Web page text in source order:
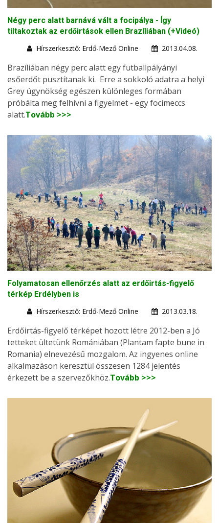
Négy perc alatt barnává vált a focipálya - Így
tiltakoztak az erdőirtások ellen Brazíliában (+Videó)
Hírszerkesztő: Erdő-Mező Online
2013.04.08.
Brazíliában négy perc alatt egy futballpályányi
esőerdőt pusztítanak ki. Erre a sokkoló adatra a helyi
Grey ügynökség egészen különleges formában
próbálta meg felhívni a figyelmet - egy focimeccs
alatt.Tovább >>>
Folyamatosan ellenőrzés alatt az erdőirtás-figyelő
térkép Erdélyben is
Hírszerkesztő: Erdő-Mező Online
2013.03.18.
Erdőirtás-figyelő térképet hozott létre 2012-ben a Jó
tetteket ültetünk Romániában (Plantam fapte bune in
Romania) elnevezésű mozgalom. Az ingyenes online
alkalmazáson keresztül összesen 1284 jelentés
érkezett be a szervezőkhöz.Tovább >>>